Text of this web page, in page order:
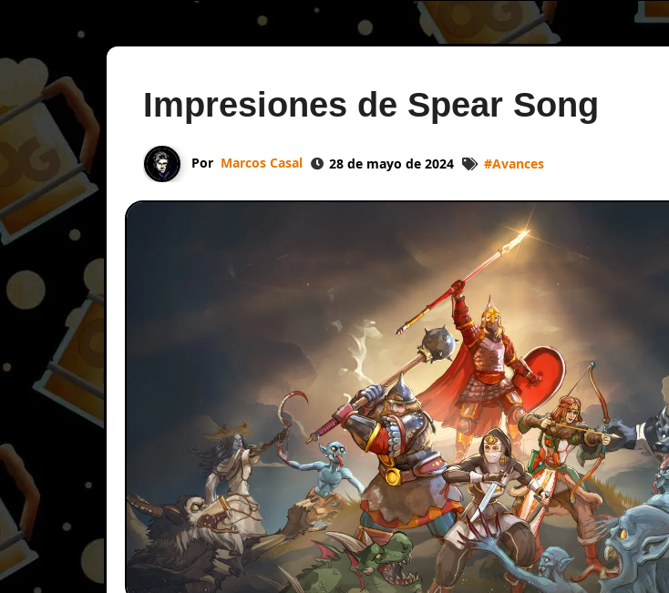
Impresiones de Spear Song
Por Marcos Casal 28 de mayo de 2024 #Avances